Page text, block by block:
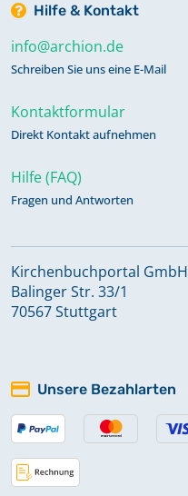
Hilfe & Kontakt
info@archion.de
Schreiben Sie uns eine E-Mail
Kontaktformular
Direkt Kontakt aufnehmen
Hilfe (FAQ)
Fragen und Antworten
Kirchenbuchportal GmbH
Balinger Str. 33/1
70567 Stuttgart
Unsere Bezahlarten